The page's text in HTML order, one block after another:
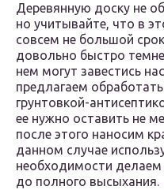
Деревянную доску не
но учитывайте, что в
совсем не большой
довольно быстро
нем могут завестись
предлагаем
грунтовкой-
ее нужно оставить не
после этого наносим
данном случае
необходимости
до полного высыхания.